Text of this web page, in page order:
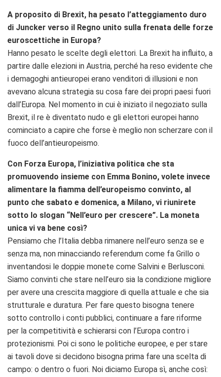
A proposito di Brexit, ha pesato l’atteggiamento duro
di Juncker verso il Regno unito sulla frenata delle forze
euroscettiche in Europa?
Hanno pesato le scelte degli elettori. La Brexit ha influito, a
partire dalle elezioni in Austria, perché ha reso evidente che
i demagoghi antieuropei erano venditori di illusioni e non
avevano alcuna strategia su cosa fare dei propri paesi fuori
dall’Europa. Nel momento in cui è iniziato il negoziato sulla
Brexit, il re è diventato nudo e gli elettori europei hanno
cominciato a capire che forse è meglio non scherzare con il
fuoco dell’antieuropeismo.
Con Forza Europa, l’iniziativa politica che sta
promuovendo insieme con Emma Bonino, volete invece
alimentare la fiamma dell’europeismo convinto, al
punto che sabato e domenica, a Milano, vi riunirete
sotto lo slogan “Nell’euro per crescere”. La moneta
unica vi va bene così?
Pensiamo che l’Italia debba rimanere nell’euro senza se e
senza ma, non minacciando referendum come fa Grillo o
inventandosi le doppie monete come Salvini e Berlusconi.
Siamo convinti che stare nell’euro sia la condizione migliore
per avere una crescita maggiore di quella attuale e che sia
strutturale e duratura. Per fare questo bisogna tenere
sotto controllo i conti pubblici, continuare a fare riforme
per la competitività e schierarsi con l’Europa contro i
protezionismi. Poi ci sono le politiche europee, e per stare
ai tavoli dove si decidono bisogna prima fare una scelta di
campo: o dentro o fuori. Noi diciamo Europa sì, anche così: